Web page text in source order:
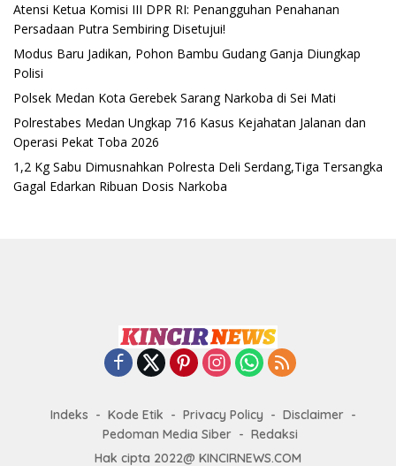
Atensi Ketua Komisi III DPR RI: Penangguhan Penahanan
Persadaan Putra Sembiring Disetujui!
Modus Baru Jadikan, Pohon Bambu Gudang Ganja Diungkap
Polisi
Polsek Medan Kota Gerebek Sarang Narkoba di Sei Mati
Polrestabes Medan Ungkap 716 Kasus Kejahatan Jalanan dan
Operasi Pekat Toba 2026
1,2 Kg Sabu Dimusnahkan Polresta Deli Serdang,Tiga Tersangka
Gagal Edarkan Ribuan Dosis Narkoba
Indeks Kode Etik Privacy Policy
Disclaimer
Pedoman Media Siber
Redaksi
Hak cipta 2022@ KINCIRNEWS.COM